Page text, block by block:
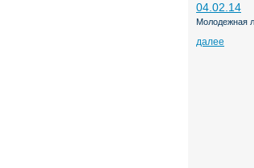
04.02.14
Молодежная
далее